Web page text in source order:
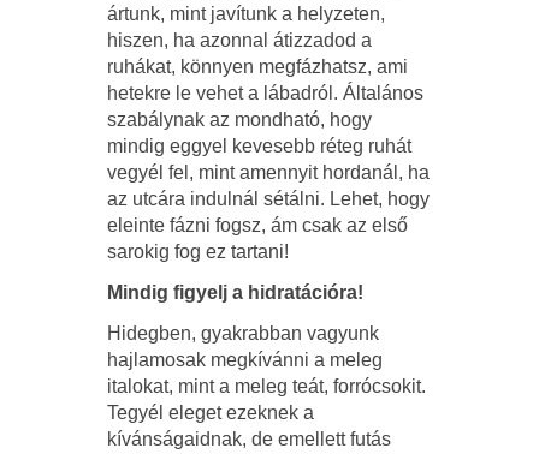
ártunk, mint javítunk a helyzeten,
hiszen, ha azonnal átizzadod a
ruhákat, könnyen megfázhatsz, ami
hetekre le vehet a lábadról. Általános
szabálynak az mondható, hogy
mindig eggyel kevesebb réteg ruhát
vegyél fel, mint amennyit hordanál, ha
az utcára indulnál sétálni. Lehet, hogy
eleinte fázni fogsz, ám csak az első
sarokig fog ez tartani!
Mindig figyelj a hidratációra!
Hidegben, gyakrabban vagyunk
hajlamosak megkívánni a meleg
italokat, mint a meleg teát, forrócsokit.
Tegyél eleget ezeknek a
kívánságaidnak, de emellett futás